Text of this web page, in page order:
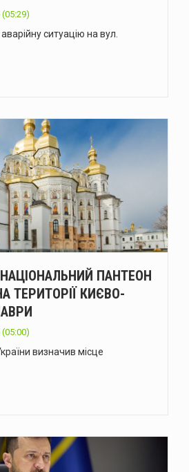
(05:29)
ситуацію на вул.
ПАНТЕОН
ТЕРИТОРІЇ КИЄВО-
(05:00)
визначив місце